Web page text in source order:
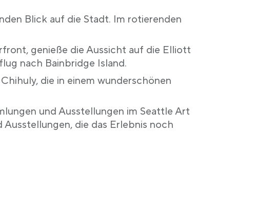
Blick auf die Stadt. Im rotierenden
genieße die Aussicht auf die Elliott
nach Bainbridge Island.
die in einem wunderschönen
und Ausstellungen im Seattle Art
die das Erlebnis noch